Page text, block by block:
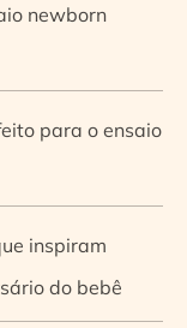
newborn
para o ensaio
inspiram
do bebê